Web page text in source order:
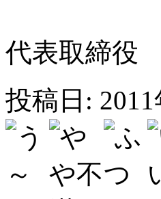
代表取締
投稿日: